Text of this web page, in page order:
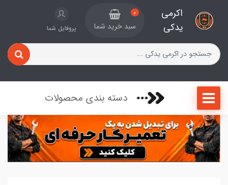
اکرمی
یدکی
0
سبد خرید شما پروفایل شما
دسته بندی محصولات